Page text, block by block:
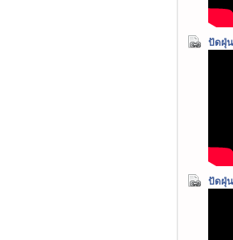
ปัดฝุ่น
ปัดฝุ่น